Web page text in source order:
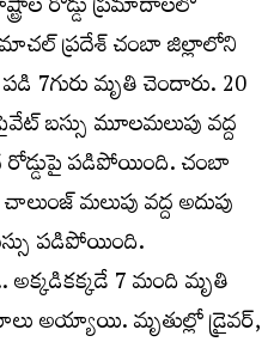
ప్రదేశ్‌ చంబా జిల్లాలోని
7గురు మృతి చెందారు. 20
బస్సు మూలమలుపు వద్ద
రోడ్డుపై పడిపోయింది. చంబా
మ‌లుపు వ‌ద్ద అదుపు
పడిపోయింది.
అక్కడికక్కడే 7 మంది మృతి
అయ్యాయి. మృతుల్లో డ్రైవర్,